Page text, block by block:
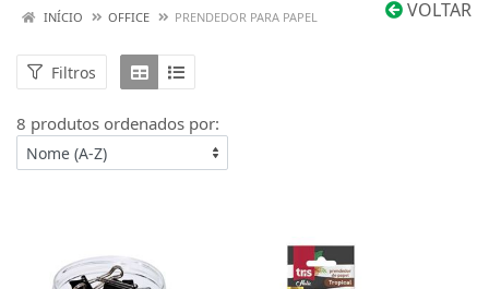
VOLTAR
INÍCIO OFFICE PRENDEDOR PARA PAPEL
Filtros
8 produtos ordenados por: